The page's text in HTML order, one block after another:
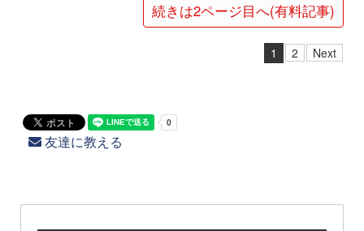
続きは2ページ目へ(有料記事)
1 2 Next
友達に教える